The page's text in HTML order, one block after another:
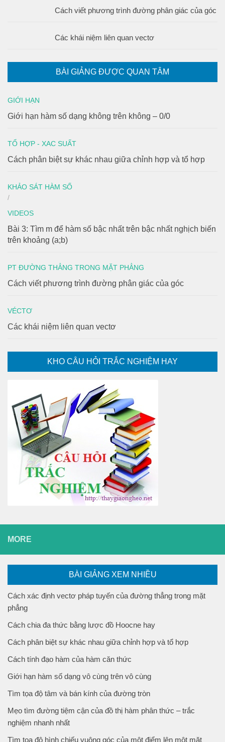
Cách viết phương trình đường phân giác của góc
Các khái niệm liên quan vectơ
BÀI GIẢNG ĐƯỢC QUAN TÂM
GIỚI HẠN
Giới hạn hàm số dạng không trên không – 0/0
TỔ HỢP - XAC SUẤT
Cách phân biệt sự khác nhau giữa chỉnh hợp và tổ hợp
KHẢO SÁT HÀM SỐ
/
VIDEOS
Bài 3: Tìm m để hàm số bậc nhất trên bậc nhất nghịch biến
trên khoảng (a;b)
PT ĐƯỜNG THẲNG TRONG MẶT PHẲNG
Cách viết phương trình đường phân giác của góc
VÉCTƠ
Các khái niệm liên quan vectơ
KHO CÂU HỎI TRẮC NGHIỆM HAY
MORE
BÀI GIẢNG XEM NHIỀU
Cách xác định vectơ pháp tuyến của đường thẳng trong mặt
phẳng
Cách chia đa thức bằng lược đồ Hoocne hay
Cách phân biệt sự khác nhau giữa chỉnh hợp và tổ hợp
Cách tính đạo hàm của hàm căn thức
Giới hạn hàm số dạng vô cùng trên vô cùng
Tìm tọa độ tâm và bán kính của đường tròn
Mẹo tìm đường tiệm cận của đồ thị hàm phân thức – trắc
nghiệm nhanh nhất
Tìm tọa độ hình chiếu vuông góc của một điểm lên một mặt